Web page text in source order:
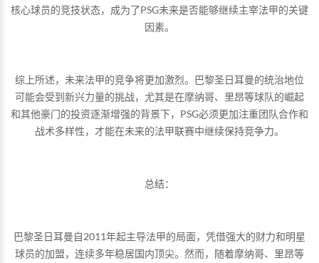
核心球员的竞技状态，成为了PSG未来是否能够继续主宰法甲的关键
因素。
综上所述，未来法甲的竞争将更加激烈。巴黎圣日耳曼的统治地位
可能会受到新兴力量的挑战，尤其是在摩纳哥、里昂等球队的崛起
和其他豪门的投资逐渐增强的背景下，PSG必须更加注重团队合作和
战术多样性，才能在未来的法甲联赛中继续保持竞争力。
总结：
巴黎圣日耳曼自2011年起主导法甲的局面，凭借强大的财力和明星
球员的加盟，连续多年稳居国内顶尖。然而，随着摩纳哥、里昂等